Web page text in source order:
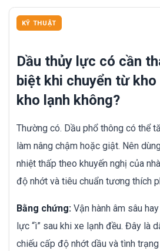
KỸ THUẬT
Dầu thủy lực có cần
biệt khi chuyển từ
kho lạnh không?
Thường có. Dầu phổ thông có thể
làm nâng chậm hoặc giật. Nên
nhiệt thấp theo khuyến nghị của
độ nhớt và tiêu chuẩn tương thích
Bằng chứng: Vận hành âm sâu
lực “ì” sau khi xe lạnh đều. Đây là
chiếu cấp độ nhớt dầu và tình